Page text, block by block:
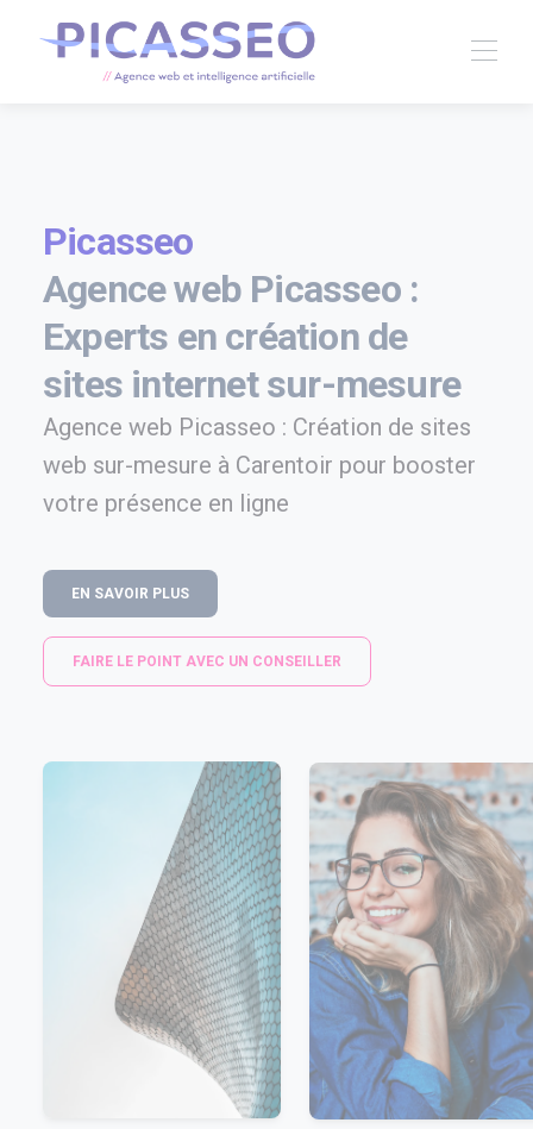
Picasseo
Agence web Picasseo :
Experts en création de
sites internet sur-mesure
Agence web Picasseo : Création de sites
web sur-mesure à Carentoir pour booster
votre présence en ligne
EN SAVOIR PLUS
FAIRE LE POINT AVEC UN CONSEILLER